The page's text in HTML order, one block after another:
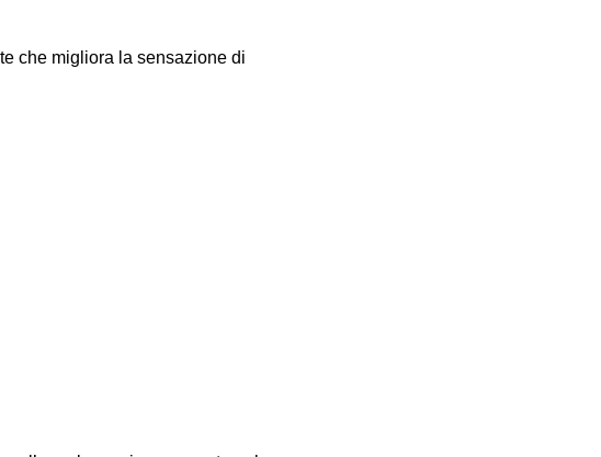
che migliora la sensazione di